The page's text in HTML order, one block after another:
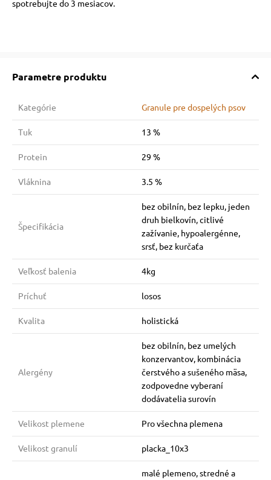
spotrebujte do 3 mesiacov.
Parametre produktu
Kategórie Granule pre dospelých psov
Tuk 13 %
Protein 29 %
Vláknina 3.5 %
Špecifikácia
bez obilnín, bez lepku, jeden
druh bielkovín, citlivé
zažívanie, hypoalergénne,
srsť, bez kurčaťa
Veľkosť balenia 4kg
Príchuť losos
Kvalita holistická
Alergény
bez obilnín, bez umelých
konzervantov, kombinácia
čerstvého a sušeného mäsa,
zodpovedne vyberaní
dodávatelia surovín
Velikost plemene Pro všechna plemena
Velikost granulí placka_10x3
malé plemeno, stredné a